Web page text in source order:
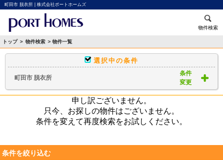
町田市 脱衣所 | 株式会社ポートホームズ
物件検索
トップ > 物件検索 > 物件一覧
選択中の条件
町田市 脱衣所
条件
変更
申し訳ございません。
只今、お探しの物件はございません。
条件を変えて再度検索をお試しください。
条件を絞り込む